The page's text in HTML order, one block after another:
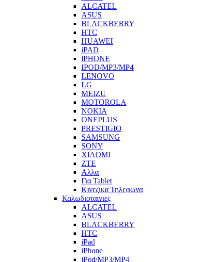
ALCATEL
ASUS
BLACKBERRY
HTC
HUAWEI
iPAD
iPHONE
IPOD/MP3/MP4
LENOVO
LG
MEIZU
MOTOROLA
NOKIA
ONEPLUS
PRESTIGIO
SAMSUNG
SONY
XIAOMI
ZTE
Αλλα
Για Tablet
Κινεζικα Τηλεφωνα
Καλωδιοταινιες
ALCATEL
ASUS
BLACKBERRY
HTC
iPad
iPhone
iPod/MP3/MP4